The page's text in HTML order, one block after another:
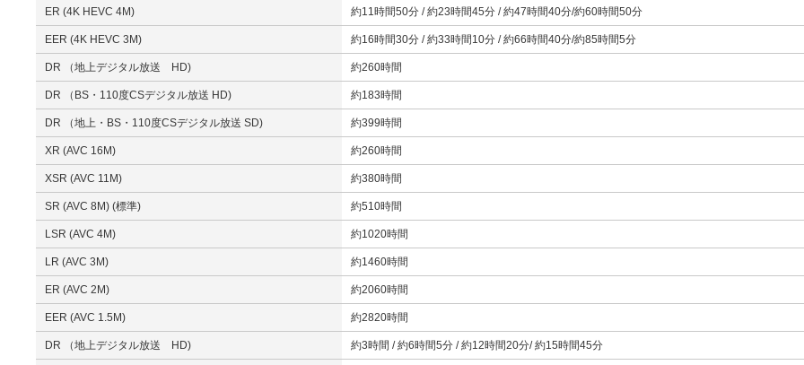
ER (4K HEVC 4M) 約11時間50分 / 約23時間45分 / 約47時間40分/約60時間50分
EER (4K HEVC 3M) 約16時間30分 / 約33時間10分 / 約66時間40分/約85時間5分
DR （地上デジタル放送 HD) 約260時間
DR （BS・110度CSデジタル放送 HD) 約183時間
DR （地上・BS・110度CSデジタル放送 SD) 約399時間
XR (AVC 16M) 約260時間
XSR (AVC 11M) 約380時間
SR (AVC 8M) (標準) 約510時間
LSR (AVC 4M) 約1020時間
LR (AVC 3M) 約1460時間
ER (AVC 2M) 約2060時間
EER (AVC 1.5M) 約2820時間
DR （地上デジタル放送 HD) 約3時間 / 約6時間5分 / 約12時間20分/ 約15時間45分